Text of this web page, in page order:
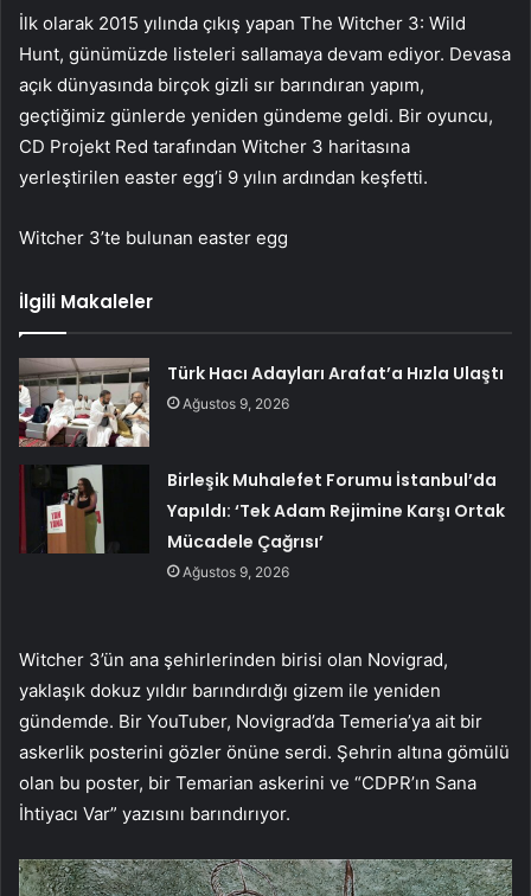
İlk olarak 2015 yılında çıkış yapan The Witcher 3: Wild
Hunt, günümüzde listeleri sallamaya devam ediyor. Devasa
açık dünyasında birçok gizli sır barındıran yapım,
geçtiğimiz günlerde yeniden gündeme geldi. Bir oyuncu,
CD Projekt Red tarafından Witcher 3 haritasına
yerleştirilen easter egg’i 9 yılın ardından keşfetti.
Witcher 3’te bulunan easter egg
İlgili Makaleler
Türk Hacı Adayları Arafat’a Hızla Ulaştı
Ağustos 9, 2026
Birleşik Muhalefet Forumu İstanbul’da
Yapıldı: ‘Tek Adam Rejimine Karşı Ortak
Mücadele Çağrısı’
Ağustos 9, 2026
Witcher 3’ün ana şehirlerinden birisi olan Novigrad,
yaklaşık dokuz yıldır barındırdığı gizem ile yeniden
gündemde. Bir YouTuber, Novigrad’da Temeria’ya ait bir
askerlik posterini gözler önüne serdi. Şehrin altına gömülü
olan bu poster, bir Temarian askerini ve “CDPR’ın Sana
İhtiyacı Var” yazısını barındırıyor.